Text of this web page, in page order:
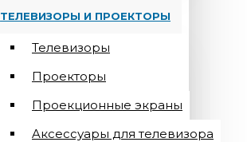
ТЕЛЕВИЗОРЫ И ПРОЕКТОРЫ
Телевизоры
Проекторы
Проекционные экраны
Aксессуары для телевизора